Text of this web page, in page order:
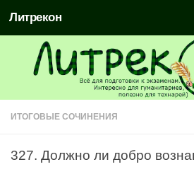
Литрекон
ИТОГОВЫЕ СОЧИНЕНИЯ
327. Должно ли добро